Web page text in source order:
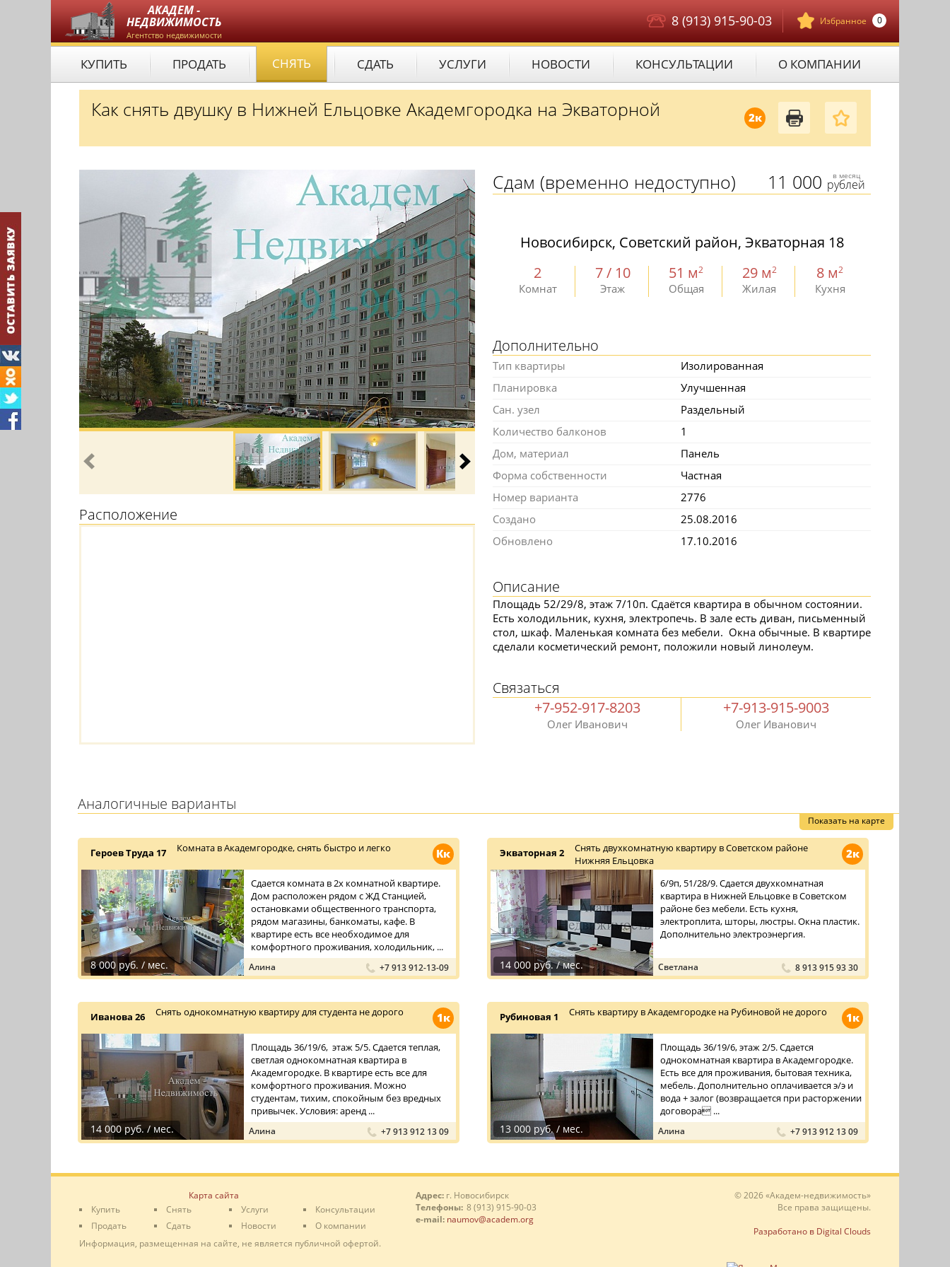
АКАДЕМ -
НЕДВИЖИМОСТЬ
Агентство недвижимости
Избранное 0
8 (913) 915-90-03
КУПИТЬ ПРОДАТЬ СНЯТЬ СДАТЬ УСЛУГИ НОВОСТИ КОНСУЛЬТАЦИИ О КОМПАНИИ
2к
Как снять двушку в Нижней Ельцовке Академгородка на Экваторной
Расположение
11 000 в месяц
рублей
Сдам (временно недоступно)
Новосибирск, Советский район, Экваторная 18
2
Комнат
7 / 10
Этаж
51 м2
Общая
29 м2
Жилая
8 м2
Кухня
Дополнительно
Тип квартиры
Изолированная
Планировка
Улучшенная
Сан. узел
Раздельный
Количество балконов
1
Дом, материал
Панель
Форма собственности
Частная
Номер варианта
2776
Создано
25.08.2016
Обновлено
17.10.2016
Описание
Площадь 52/29/8, этаж 7/10п. Сдаётся квартира в обычном состоянии.
Есть холодильник, кухня, электропечь. В зале есть диван, письменный
стол, шкаф. Маленькая комната без мебели. Окна обычные. В квартире
сделали косметический ремонт, положили новый линолеум.
Связаться
+7-952-917-8203
Олег Иванович
+7-913-915-9003
Олег Иванович
Аналогичные варианты
Показать на карте
Кк
Героев Труда 17 Комната в Академгородке, снять быстро и легко
8 000 руб. / мес.
Сдается комната в 2х комнатной квартире.
Дом расположен рядом с ЖД Станцией,
остановками общественного транспорта,
рядом магазины, банкоматы, кафе. В
квартире есть все необходимое для
комфортного проживания, холодильник, ...
Алина +7 913 912-13-09
2к
Экваторная 2
Снять двухкомнатную квартиру в Советском районе
Нижняя Ельцовка
14 000 руб. / мес.
6/9п, 51/28/9. Сдается двухкомнатная
квартира в Нижней Ельцовке в Советском
районе без мебели. Есть кухня,
электроплита, шторы, люстры. Окна пластик.
Дополнительно электроэнергия.
Светлана 8 913 915 93 30
1к
Иванова 26 Снять однокомнатную квартиру для студента не дорого
14 000 руб. / мес.
Площадь 36/19/6, этаж 5/5. Сдается теплая,
светлая однокомнатная квартира в
Академгородке. В квартире есть все для
комфортного проживания. Можно
студентам, тихим, спокойным без вредных
привычек. Условия: аренд ...
Алина +7 913 912 13 09
1к
Рубиновая 1 Снять квартиру в Академгородке на Рубиновой не дорого
13 000 руб. / мес.
Площадь 36/19/6, этаж 2/5. Сдается
однокомнатная квартира в Академгородке.
Есть все для проживания, бытовая техника,
мебель. Дополнительно оплачивается э/э и
вода + залог (возвращается при расторжении
договора ...
Алина +7 913 912 13 09
Карта сайта
Купить
Продать
Снять
Сдать
Услуги
Новости
Консультации
О компании
Информация, размещенная на сайте, не является публичной офертой.
Адрес: г. Новосибирск
Телефоны: 8 (913) 915-90-03
e-mail: naumov@academ.org
© 2026 «Академ-недвижимость»
Все права защищены.
Разработано в Digital Clouds